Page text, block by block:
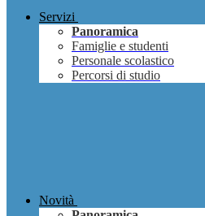
Servizi
Panoramica
Famiglie e studenti
Personale scolastico
Percorsi di studio
Novità